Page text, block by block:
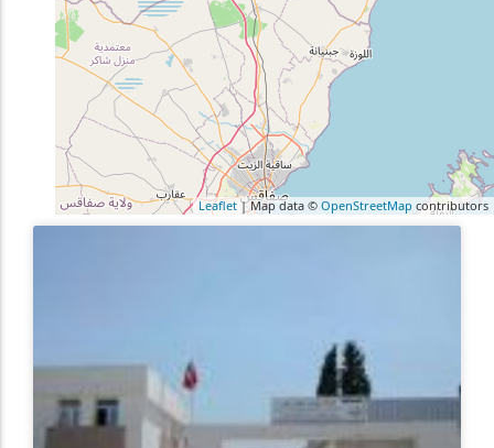
Leaflet | Map data © OpenStreetMap contributors